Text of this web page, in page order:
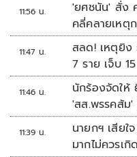
11:56 น.
'ยศชนัน' สั่ง
คลี่คลายเหตุ
11:47 น.
สลด! เหตุยิง
7 ราย เจ็บ 15
11:46 น.
นักร้องจัดให้ ยื่น ป.ป.ช.สอบจริยธรรม
'สส.พรรคส้ม'
ทหาร'
11:39 น.
นายกฯ เสียใ
มากไม่ควรเกิ